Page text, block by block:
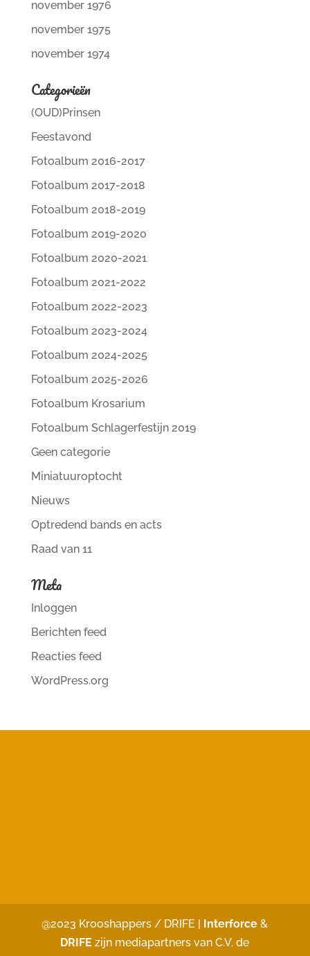
november 1976
november 1975
november 1974
Categorieën
(OUD)Prinsen
Feestavond
Fotoalbum 2016-2017
Fotoalbum 2017-2018
Fotoalbum 2018-2019
Fotoalbum 2019-2020
Fotoalbum 2020-2021
Fotoalbum 2021-2022
Fotoalbum 2022-2023
Fotoalbum 2023-2024
Fotoalbum 2024-2025
Fotoalbum 2025-2026
Fotoalbum Krosarium
Fotoalbum Schlagerfestijn 2019
Geen categorie
Miniatuuroptocht
Nieuws
Optredend bands en acts
Raad van 11
Meta
Inloggen
Berichten feed
Reacties feed
WordPress.org
@2023 Krooshappers / DRIFE | Interforce&
DRIFE zijn mediapartners van C.V. de